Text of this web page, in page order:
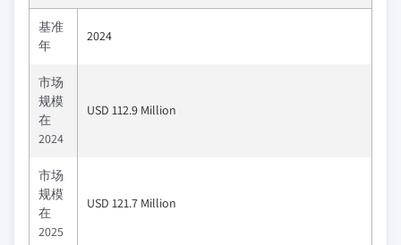
基准
年
2024
市场
规模
在
2024
USD 112.9 Million
市场
规模
在
2025
USD 121.7 Million